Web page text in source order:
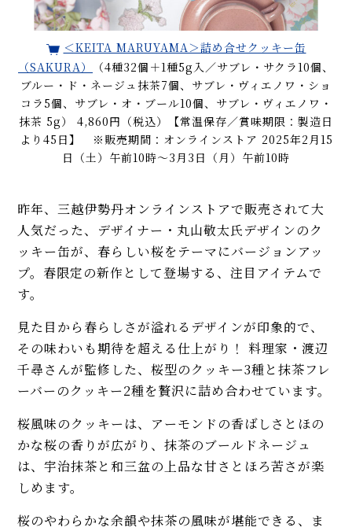
＜KEITA MARUYAMA＞詰め合せクッキー缶
（SAKURA）
（4種32個＋1種5g入／サブレ・サクラ10個、
ブルー・ド・ネージュ抹茶7個、サブレ・ヴィエノワ・ショ
コラ5個、サブレ・オ・ブール10個、サブレ・ヴィエノワ・
抹茶 5g） 4,860円（税込）【常温保存／賞味期限：製造日
より45日】 ※販売期間：オンラインストア 2025年2月15
日（土）午前10時～3月3日（月）午前10時
昨年、三越伊勢丹オンラインストアで販売されて大
人気だった、デザイナー・丸山敬太氏デザインのク
ッキー缶が、春らしい桜をテーマにバージョンアッ
プ。春限定の新作として登場する、注目アイテムで
す。
見た目から春らしさが溢れるデザインが印象的で、
その味わいも期待を超える仕上がり！ 料理家・渡辺
千尋さんが監修した、桜型のクッキー3種と抹茶フレ
ーバーのクッキー2種を贅沢に詰め合わせています。
桜風味のクッキーは、アーモンドの香ばしさとほの
かな桜の香りが広がり、抹茶のブールドネージュ
は、宇治抹茶と和三盆の上品な甘さとほろ苦さが楽
しめます。
桜のやわらかな余韻や抹茶の風味が堪能できる、ま